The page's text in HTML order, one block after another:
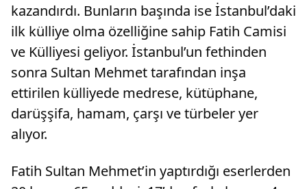
kazandırdı. Bunların başında ise İstanbul’daki
ilk külliye olma özelliğine sahip Fatih Camisi
ve Külliyesi geliyor. İstanbul’un fethinden
sonra Sultan Mehmet tarafından inşa
ettirilen külliyede medrese, kütüphane,
darüşşifa, hamam, çarşı ve türbeler yer
alıyor.
Fatih Sultan Mehmet’in yaptırdığı eserlerden